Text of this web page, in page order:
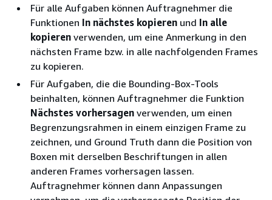
Für alle Aufgaben können Auftragnehmer die
Funktionen In nächstes kopieren und In alle
kopieren verwenden, um eine Anmerkung in den
nächsten Frame bzw. in alle nachfolgenden Frames
zu kopieren.
Für Aufgaben, die die Bounding-Box-Tools
beinhalten, können Auftragnehmer die Funktion
Nächstes vorhersagen verwenden, um einen
Begrenzungsrahmen in einem einzigen Frame zu
zeichnen, und Ground Truth dann die Position von
Boxen mit derselben Beschriftungen in allen
anderen Frames vorhersagen lassen.
Auftragnehmer können dann Anpassungen